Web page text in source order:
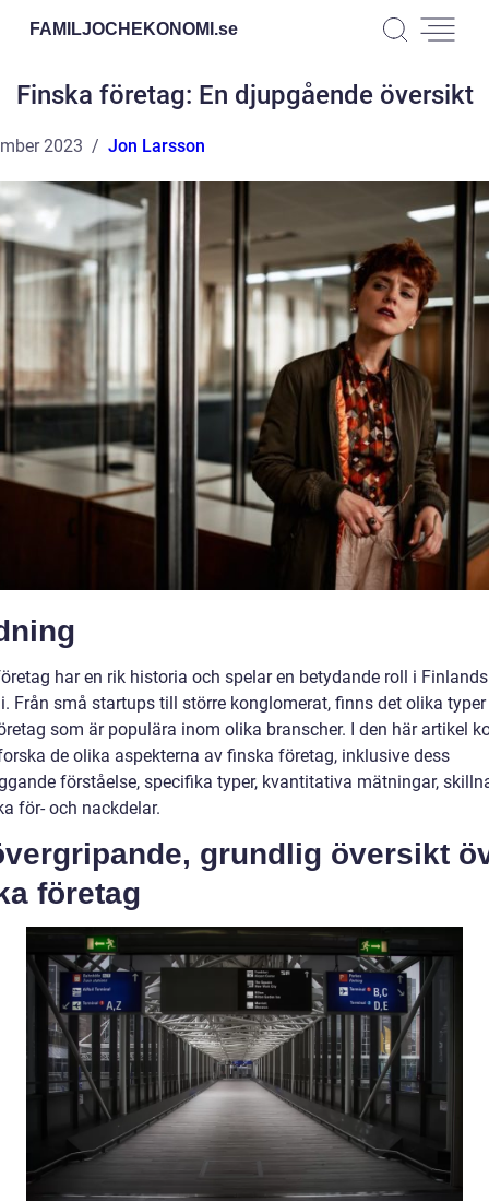
FAMILJOCHEKONOMI.se
Finska företag: En djupgående översikt
2023 Jon Larsson
har en rik historia och spelar en betydande roll i Finlands
Från små startups till större konglomerat, finns det olika
som är populära inom olika branscher. I den här artikel
de olika aspekterna av finska företag, inklusive dess
förståelse, specifika typer, kvantitativa mätningar,
för- och nackdelar.
grundlig översikt
företag